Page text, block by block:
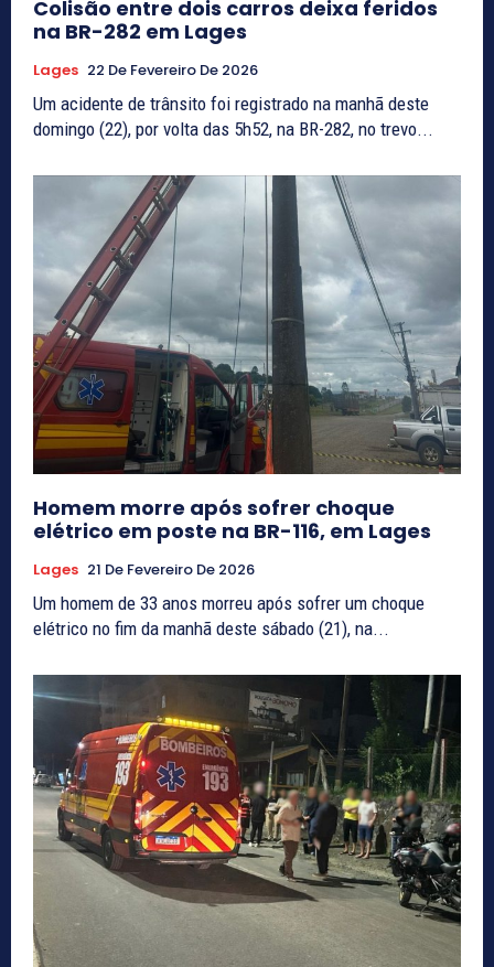
Colisão entre dois carros deixa feridos
na BR-282 em Lages
Lages 22 De Fevereiro De 2026
Um acidente de trânsito foi registrado na manhã deste
domingo (22), por volta das 5h52, na BR-282, no trevo...
Homem morre após sofrer choque
elétrico em poste na BR-116, em Lages
Lages 21 De Fevereiro De 2026
Um homem de 33 anos morreu após sofrer um choque
elétrico no fim da manhã deste sábado (21), na...